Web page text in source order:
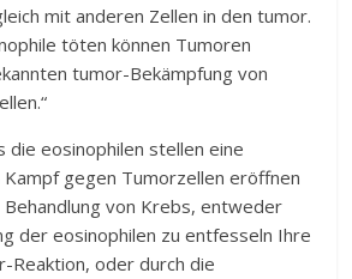
mit anderen Zellen in den tumor.
töten können Tumoren
tumor-Bekämpfung von
die eosinophilen stellen eine
gegen Tumorzellen eröffnen
von Krebs, entweder
der eosinophilen zu entfesseln Ihre
Reaktion, oder durch die